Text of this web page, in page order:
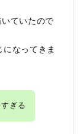
ていたので
なってきま
ぎる